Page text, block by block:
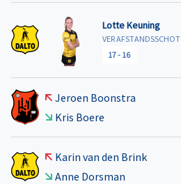
Lotte Keuning
VER AFSTANDSSCHOT
17- 16
Jeroen Boonstra
Kris Boere
Karin van den Brink
Anne Dorsman